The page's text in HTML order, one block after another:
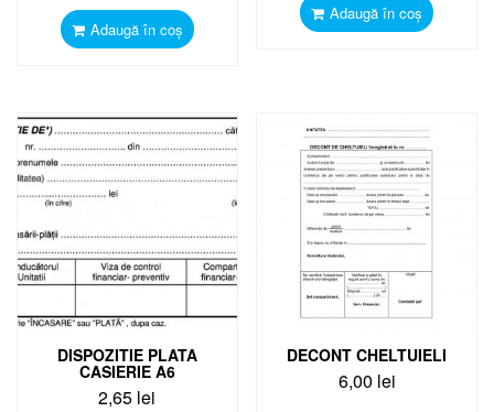
Adaugă în coș
Adaugă în coș
DISPOZITIE PLATA
CASIERIE A6
2,65 lei
DECONT CHELTUIELI
6,00 lei